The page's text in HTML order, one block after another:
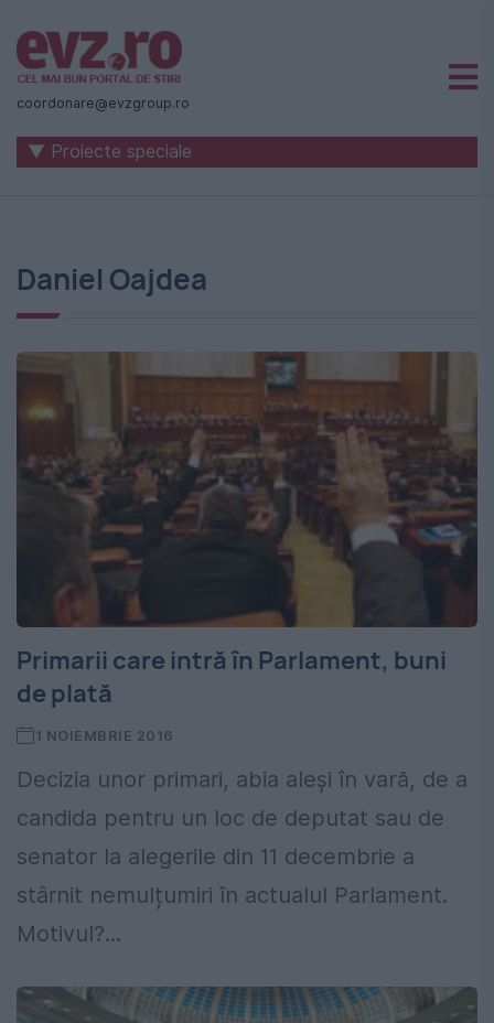
Știri
naționale
internaționale
-
Evenimentul
Zilei
coordonare@evzgroup.ro
▼ Proiecte speciale
Daniel Oajdea
Primarii care intră în Parlament, buni
de plată
1 NOIEMBRIE 2016
Decizia unor primari, abia aleși în vară, de a
candida pentru un loc de deputat sau de
senator la alegerile din 11 decembrie a
stârnit nemulțumiri în actualul Parlament.
Motivul?...